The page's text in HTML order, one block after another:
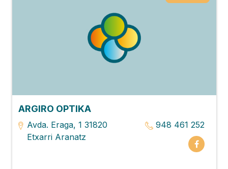
ARGIRO OPTIKA
Avda. Eraga, 1 31820
Etxarri Aranatz
948 461 252